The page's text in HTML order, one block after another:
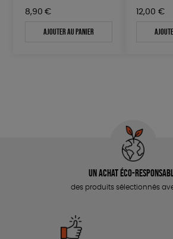
8,90 €
Ajouter au panier
12,00 €
Un achat éco-
des produits sélectionnés